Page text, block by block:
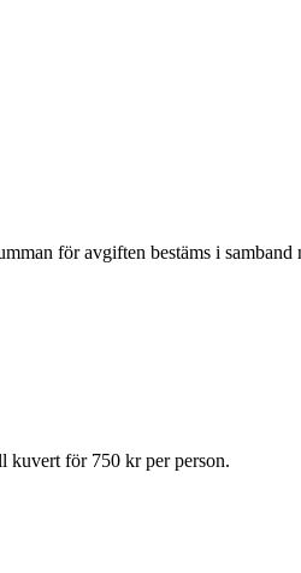
för avgiften bestäms i
kuvert för 750 kr per person.